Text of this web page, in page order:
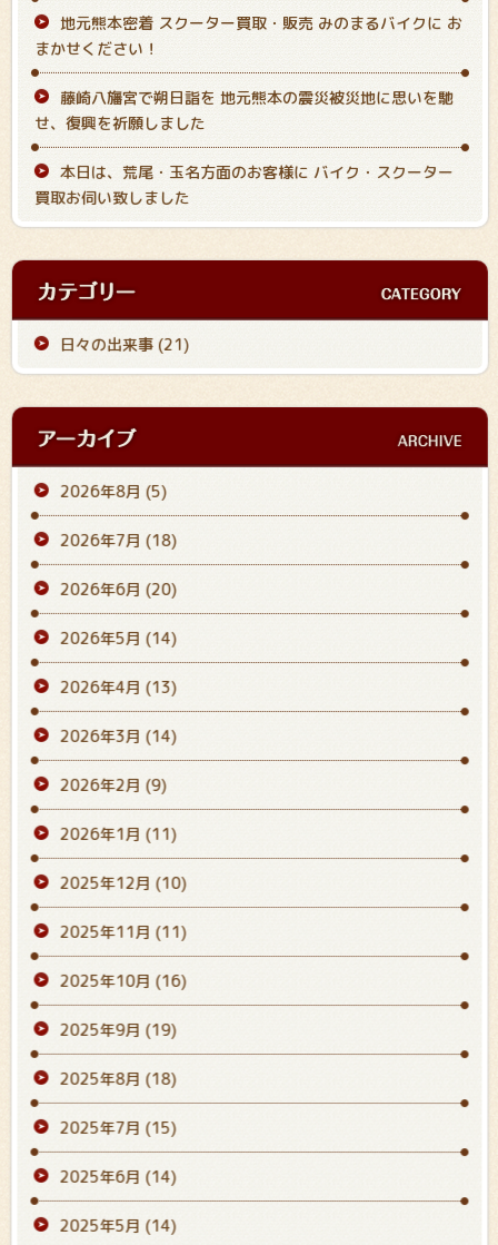
地元熊本密着 スクーター買取・販売 みのまるバイクに お
まかせください！
藤崎八旛宮で朔日詣を 地元熊本の震災被災地に思いを馳
せ、復興を祈願しました
本日は、荒尾・玉名方面のお客様に バイク・スクーター
買取お伺い致しました
日々の出来事 (21)
2026年8月 (5)
2026年7月 (18)
2026年6月 (20)
2026年5月 (14)
2026年4月 (13)
2026年3月 (14)
2026年2月 (9)
2026年1月 (11)
2025年12月 (10)
2025年11月 (11)
2025年10月 (16)
2025年9月 (19)
2025年8月 (18)
2025年7月 (15)
2025年6月 (14)
2025年5月 (14)